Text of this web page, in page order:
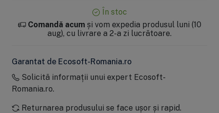
În stoc
Comandă acumși vom expedia produsul luni (10
aug), cu livrare a 2-a zi lucrătoare.
Garantat de Ecosoft-Romania.ro
Solicită informații unui expert Ecosoft-
Romania.ro.
Returnarea produsului se face ușor și rapid.